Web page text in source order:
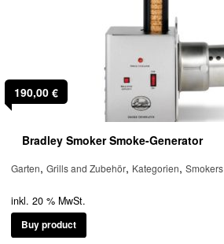
190,00 €
Bradley Smoker Smoke-Generator
Garten, Grills and Zubehör, Kategorien, Smokers
inkl. 20 % MwSt.
Buy product